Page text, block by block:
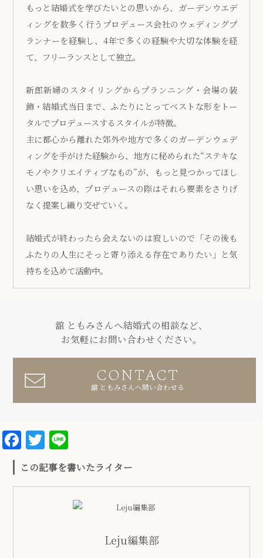
もっと結婚式を学びたいとの思いから、ガーデンウエデ
ィングを数多く行うプロデュース会社のウェディングプ
ランナーを経験し、4年で多くの経験や大切な体験を経
て、フリーランスとして独立。
新郎新婦のスタイリングからプランニング・会場の装
飾・結婚式当日まで、ふたりにとってベストな形をトー
タルでプロデュースするスタイルが特徴。
主に都心から離れた郊外や地方で多くのガーデンウェデ
ィングを手がけた経験から、地方に秘められた“ステキな
モノやクリエイティブなもの”が、もっと見つかってほし
い思いを込め、プロデュースの際はそれら要素をさりげ
なく提案し織り交ぜていく。
結婚式が終わったら会えないのは寂しいので「その後も
ふたりの人生にそっと寄り添える存在でありたい」と気
持ちを込めて活動中。
舘 ともみさんへ結婚式の相談など、
お気軽にお問い合わせください。
CONTACT
舘 ともみさんへ問い合わせる
Facebook
Twitter
この記事を書いたライター
Leju編集部